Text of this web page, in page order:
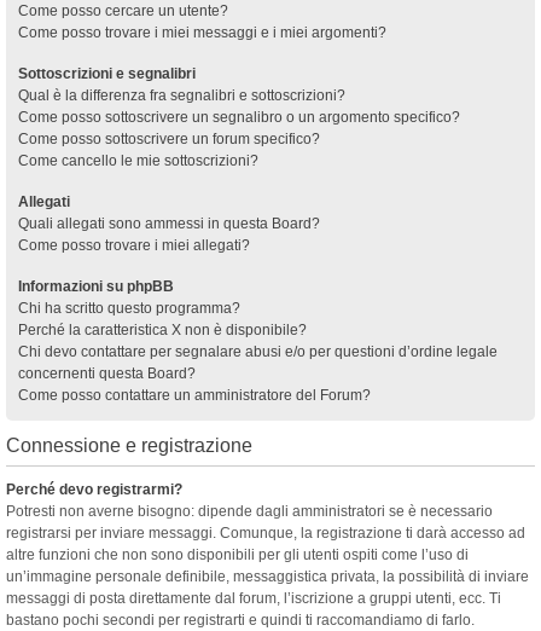
Come posso cercare un utente?
Come posso trovare i miei messaggi e i miei argomenti?
Sottoscrizioni e segnalibri
Qual è la differenza fra segnalibri e sottoscrizioni?
Come posso sottoscrivere un segnalibro o un argomento specifico?
Come posso sottoscrivere un forum specifico?
Come cancello le mie sottoscrizioni?
Allegati
Quali allegati sono ammessi in questa Board?
Come posso trovare i miei allegati?
Informazioni su phpBB
Chi ha scritto questo programma?
Perché la caratteristica X non è disponibile?
Chi devo contattare per segnalare abusi e/o per questioni d’ordine legale
concernenti questa Board?
Come posso contattare un amministratore del Forum?
Connessione e registrazione
Perché devo registrarmi?
Potresti non averne bisogno: dipende dagli amministratori se è necessario
registrarsi per inviare messaggi. Comunque, la registrazione ti darà accesso ad
altre funzioni che non sono disponibili per gli utenti ospiti come l’uso di
un’immagine personale definibile, messaggistica privata, la possibilità di inviare
messaggi di posta direttamente dal forum, l’iscrizione a gruppi utenti, ecc. Ti
bastano pochi secondi per registrarti e quindi ti raccomandiamo di farlo.